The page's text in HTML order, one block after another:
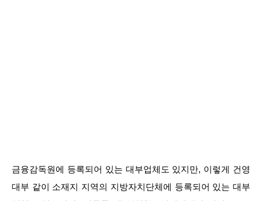
금융감독원에 등록되어 있는 대부업체도 있지만, 이렇게 건영
대부 같이 소재지 지역의 지방자치단체에 등록되어 있는 대부